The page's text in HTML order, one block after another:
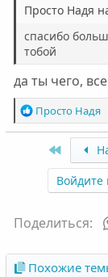
Просто Надя
спасибо
тобой
да ты чего,
Р
е
Просто Надя
First
Войдите
Поделиться:
Похожие